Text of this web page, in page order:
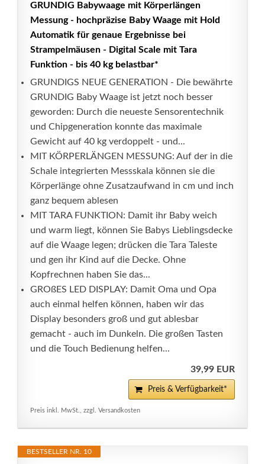
GRUNDIG Babywaage mit Körperlängen
Messung - hochpräzise Baby Waage mit Hold
Automatik für genaue Ergebnisse bei
Strampelmäusen - Digital Scale mit Tara
Funktion - bis 40 kg belastbar*
GRUNDIGS NEUE GENERATION - Die bewährte
GRUNDIG Baby Waage ist jetzt noch besser
geworden: Durch die neueste Sensorentechnik
und Chipgeneration konnte das maximale
Gewicht auf 40 kg verdoppelt - und...
MIT KÖRPERLÄNGEN MESSUNG: Auf der in die
Schale integrierten Messskala können sie die
Körperlänge ohne Zusatzaufwand in cm und inch
ganz bequem ablesen
MIT TARA FUNKTION: Damit ihr Baby weich
und warm liegt, können Sie Babys Lieblingsdecke
auf die Waage legen; drücken die Tara Taleste
und gen ihr Kind auf die Decke. Ohne
Kopfrechnen haben Sie das...
GROßES LED DISPLAY: Damit Oma und Opa
auch einmal helfen können, haben wir das
Display besonders groß und gut ablesbar
gemacht - auch im Dunkeln. Die großen Tasten
und die Touch Bedienung helfen...
39,99 EUR
Preis & Verfügbarkeit*
Preis inkl. MwSt., zzgl. Versandkosten
BESTSELLER NR. 10